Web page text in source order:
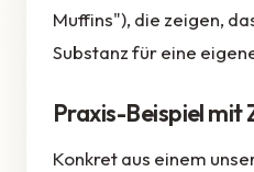
Muffins"), die zeigen,
Substanz für eine
Praxis-Beispiel mit
Konkret aus einem